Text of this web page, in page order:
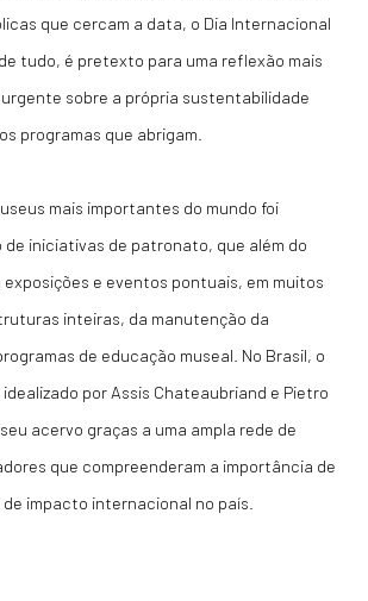
que cercam a data, o Dia Internacional
tudo, é pretexto para uma reflexão mais
sobre a própria sustentabilidade
programas que abrigam.
mais importantes do mundo foi
iniciativas de patronato, que além do
e eventos pontuais, em muitos
inteiras, da manutenção da
de educação museal. No Brasil, o
por Assis Chateaubriand e Pietro
acervo graças a uma ampla rede de
que compreenderam a importância de
impacto internacional no país.